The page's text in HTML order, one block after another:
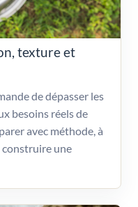
texture et
de dépasser les
besoins réels de
avec méthode, à
construire une